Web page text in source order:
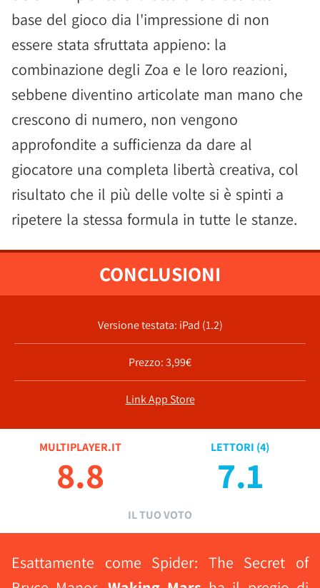
base del gioco dia l'impressione di non
essere stata sfruttata appieno: la
combinazione degli Zoa e le loro reazioni,
sebbene diventino articolate man mano che
crescono di numero, non vengono
approfondite a sufficienza da dare al
giocatore una completa libertà creativa, col
risultato che il più delle volte si è spinti a
ripetere la stessa formula in tutte le stanze.
CONCLUSIONI
Versione testata: iPad (1.2)
Prezzo: 3,99€
Link App Store
MULTIPLAYER.IT
8.8
LETTORI (4)
7.1
IL TUO VOTO
Esattamente come Spider: The Secret of